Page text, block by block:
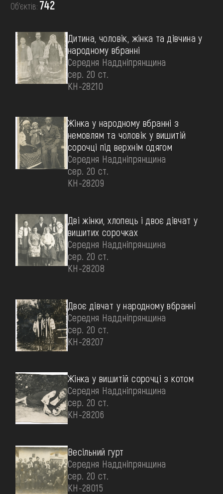
ПІДТРИМАТИ
Об’єктів:742
Дитина, чоловік, жінка та дівчина у
народному вбранні
Середня Наддніпрянщина
сер. 20 ст.
КН-28210
Жінка у народному вбранні з
немовлям та чоловік у вишитій
сорочці під верхнім одягом
Середня Наддніпрянщина
сер. 20 ст.
КН-28209
Дві жінки, хлопець і двоє дівчат у
вишитих сорочках
Середня Наддніпрянщина
сер. 20 ст.
КН-28208
Двоє дівчат у народному вбранні
Середня Наддніпрянщина
сер. 20 ст.
КН-28207
Жінка у вишитій сорочці з котом
Середня Наддніпрянщина
сер. 20 ст.
КН-28206
Весільний гурт
Середня Наддніпрянщина
сер. 20 ст.
КН-28015